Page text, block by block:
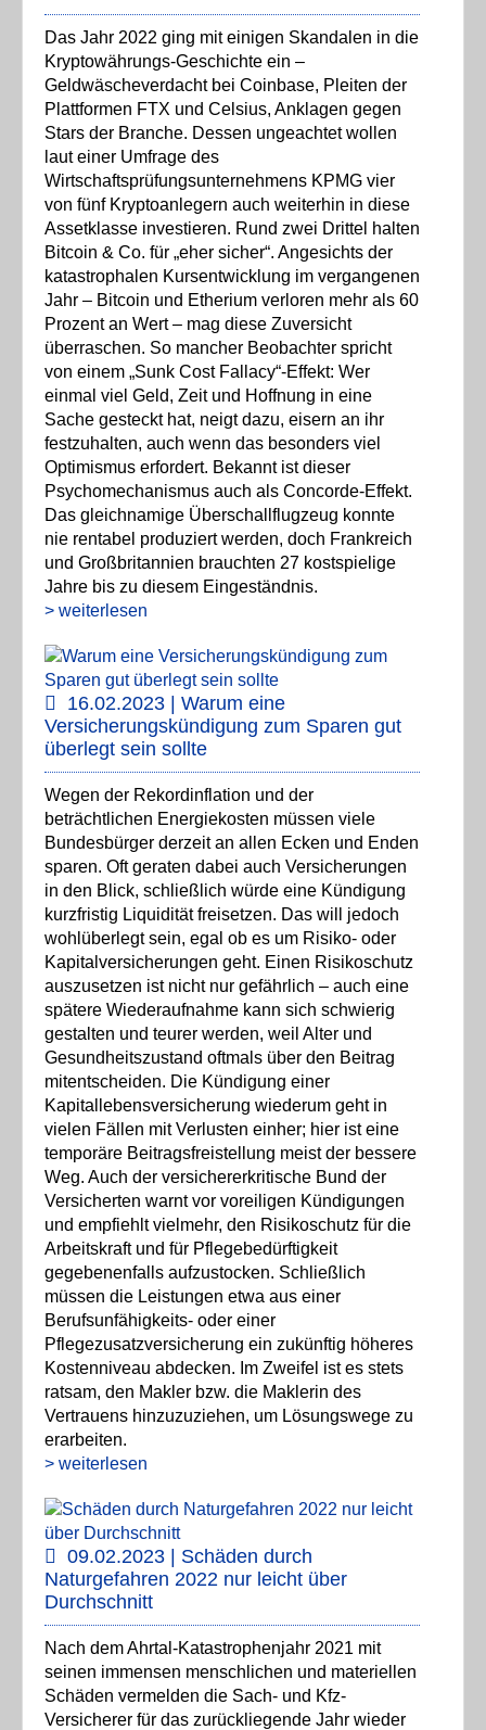
Das Jahr 2022 ging mit einigen Skandalen in die
Kryptowährungs-Geschichte ein –
Geldwäscheverdacht bei Coinbase, Pleiten der
Plattformen FTX und Celsius, Anklagen gegen
Stars der Branche. Dessen ungeachtet wollen
laut einer Umfrage des
Wirtschaftsprüfungsunternehmens KPMG vier
von fünf Kryptoanlegern auch weiterhin in diese
Assetklasse investieren. Rund zwei Drittel halten
Bitcoin & Co. für „eher sicher“. Angesichts der
katastrophalen Kursentwicklung im vergangenen
Jahr – Bitcoin und Etherium verloren mehr als 60
Prozent an Wert – mag diese Zuversicht
überraschen. So mancher Beobachter spricht
von einem „Sunk Cost Fallacy“-Effekt: Wer
einmal viel Geld, Zeit und Hoffnung in eine
Sache gesteckt hat, neigt dazu, eisern an ihr
festzuhalten, auch wenn das besonders viel
Optimismus erfordert. Bekannt ist dieser
Psychomechanismus auch als Concorde-Effekt.
Das gleichnamige Überschallflugzeug konnte
nie rentabel produziert werden, doch Frankreich
und Großbritannien brauchten 27 kostspielige
Jahre bis zu diesem Eingeständnis.
> weiterlesen
16.02.2023 | Warum eine
Versicherungskündigung zum Sparen gut
überlegt sein sollte
Wegen der Rekordinflation und der
beträchtlichen Energiekosten müssen viele
Bundesbürger derzeit an allen Ecken und Enden
sparen. Oft geraten dabei auch Versicherungen
in den Blick, schließlich würde eine Kündigung
kurzfristig Liquidität freisetzen. Das will jedoch
wohlüberlegt sein, egal ob es um Risiko- oder
Kapitalversicherungen geht. Einen Risikoschutz
auszusetzen ist nicht nur gefährlich – auch eine
spätere Wiederaufnahme kann sich schwierig
gestalten und teurer werden, weil Alter und
Gesundheitszustand oftmals über den Beitrag
mitentscheiden. Die Kündigung einer
Kapitallebensversicherung wiederum geht in
vielen Fällen mit Verlusten einher; hier ist eine
temporäre Beitragsfreistellung meist der bessere
Weg. Auch der versichererkritische Bund der
Versicherten warnt vor voreiligen Kündigungen
und empfiehlt vielmehr, den Risikoschutz für die
Arbeitskraft und für Pflegebedürftigkeit
gegebenenfalls aufzustocken. Schließlich
müssen die Leistungen etwa aus einer
Berufsunfähigkeits- oder einer
Pflegezusatzversicherung ein zukünftig höheres
Kostenniveau abdecken. Im Zweifel ist es stets
ratsam, den Makler bzw. die Maklerin des
Vertrauens hinzuzuziehen, um Lösungswege zu
erarbeiten.
> weiterlesen
09.02.2023 | Schäden durch
Naturgefahren 2022 nur leicht über
Durchschnitt
Nach dem Ahrtal-Katastrophenjahr 2021 mit
seinen immensen menschlichen und materiellen
Schäden vermelden die Sach- und Kfz-
Versicherer für das zurückliegende Jahr wieder